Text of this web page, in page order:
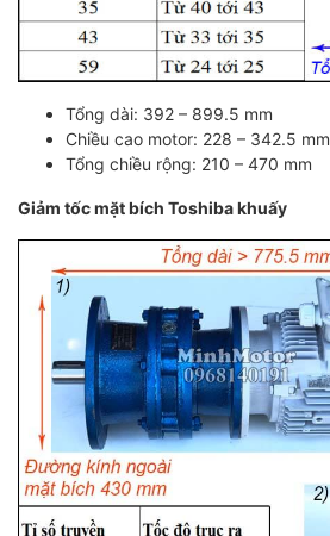
Tổng dài: 392 – 899.5 mm
Chiều cao motor: 228 – 342.5 mm
Tổng chiều rộng: 210 – 470 mm
Giảm tốc mặt bích Toshiba khuấy